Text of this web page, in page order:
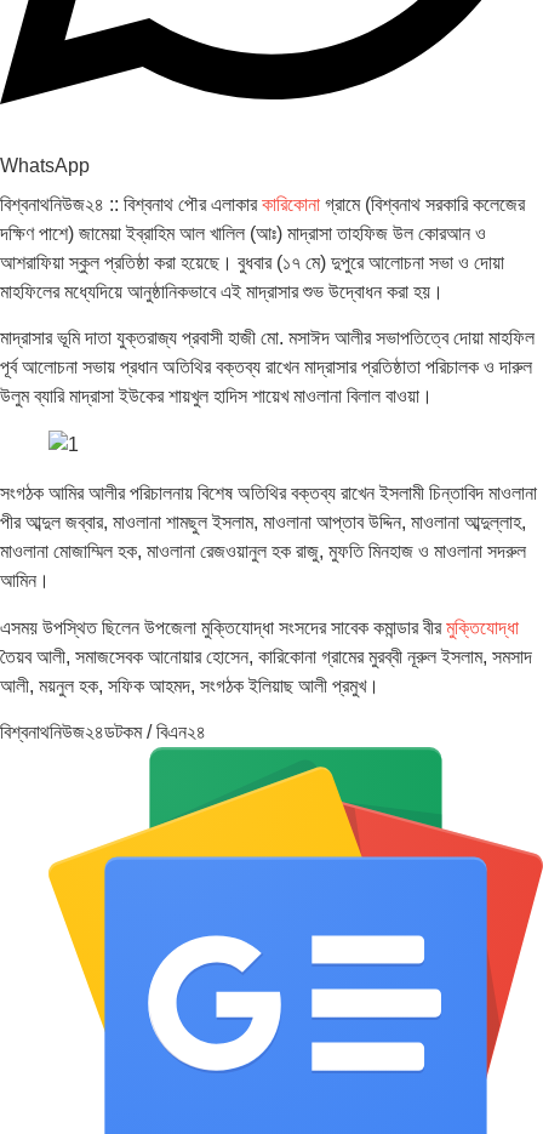
WhatsApp
বিশ্বনাথনিউজ২৪ :: বিশ্বনাথ পৌর এলাকারকারিকোনা গ্রামে (বিশ্বনাথ সরকারি কলেজের
দক্ষিণ পাশে) জামেয়া ইব্রাহিম আল খালিল (আঃ) মাদ্রাসা তাহফিজ উল কোরআন ও
আশরাফিয়া স্কুল প্রতিষ্ঠা করা হয়েছে। বুধবার (১৭ মে) দুপুরে আলোচনা সভা ও দোয়া
মাহফিলের মধ্যেদিয়ে আনুষ্ঠানিকভাবে এই মাদ্রাসার শুভ উদ্বোধন করা হয়।
মাদ্রাসার ভূমি দাতা যুক্তরাজ্য প্রবাসী হাজী মো. মসাঈদ আলীর সভাপতিত্বে দোয়া মাহফিল
পূর্ব আলোচনা সভায় প্রধান অতিথির বক্তব্য রাখেন মাদ্রাসার প্রতিষ্ঠাতা পরিচালক ও দারুল
উলুম ব্যারি মাদ্রাসা ইউকের শায়খুল হাদিস শায়েখ মাওলানা বিলাল বাওয়া।
সংগঠক আমির আলীর পরিচালনায় বিশেষ অতিথির বক্তব্য রাখেন ইসলামী চিন্তাবিদ মাওলানা
পীর আব্দুল জব্বার, মাওলানা শামছুল ইসলাম, মাওলানা আপ্তাব উদ্দিন, মাওলানা আব্দুল্লাহ,
মাওলানা মোজাম্মিল হক, মাওলানা রেজওয়ানুল হক রাজু, মুফতি মিনহাজ ও মাওলানা সদরুল
আমিন।
এসময় উপস্থিত ছিলেন উপজেলা মুক্তিযোদ্ধা সংসদের সাবেক কমান্ডার বীরমুক্তিযোদ্ধা
তৈয়ব আলী, সমাজসেবক আনোয়ার হোসেন, কারিকোনা গ্রামের মুরব্বী নূরুল ইসলাম, সমসাদ
আলী, ময়নুল হক, সফিক আহমদ, সংগঠক ইলিয়াছ আলী প্রমুখ।
বিশ্বনাথনিউজ২৪ডটকম / বিএন২৪